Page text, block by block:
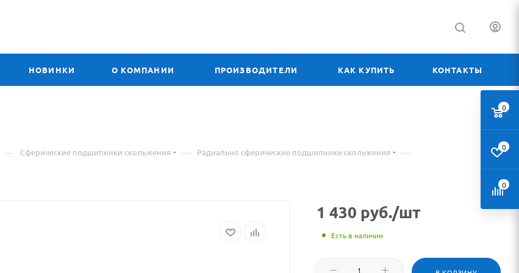
НОВИНКИ О КОМПАНИИ ПРОИЗВОДИТЕЛИ КАК КУПИТЬ КОНТАКТЫ
— Сферические подшипники скольжения — Радиально сферические подшипники скольжения —
1 430 руб./шт
Есть в наличии
0
0
0